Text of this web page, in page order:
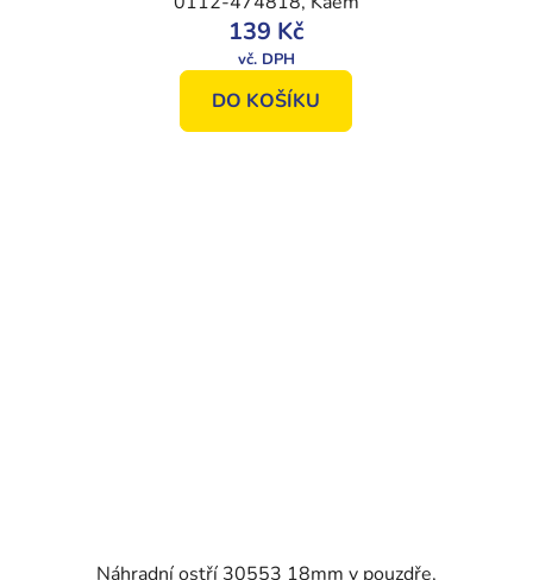
139 Kč
DO KOŠÍKU
Náhradní ostří 30553 18mm v pouzdře,